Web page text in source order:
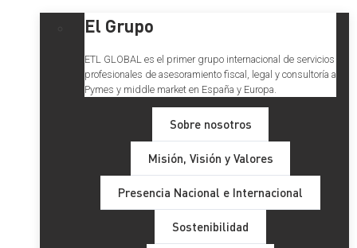
El Grupo
ETL GLOBAL es el primer grupo internacional de servicios
profesionales de asesoramiento fiscal, legal y consultoría a
Pymes y middle market en España y Europa.
Sobre nosotros
Misión, Visión y Valores
Presencia Nacional e Internacional
Sostenibilidad